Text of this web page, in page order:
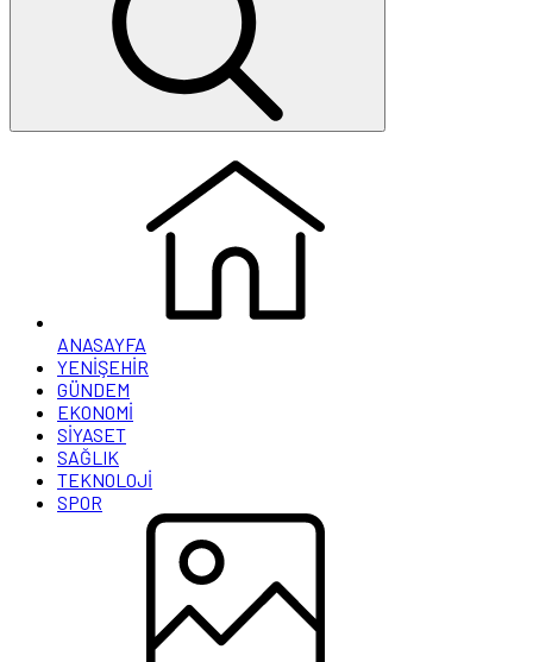
ANASAYFA
YENİŞEHİR
GÜNDEM
EKONOMİ
SİYASET
SAĞLIK
TEKNOLOJİ
SPOR